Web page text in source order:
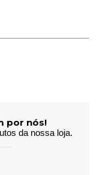
por nós!
da nossa loja.